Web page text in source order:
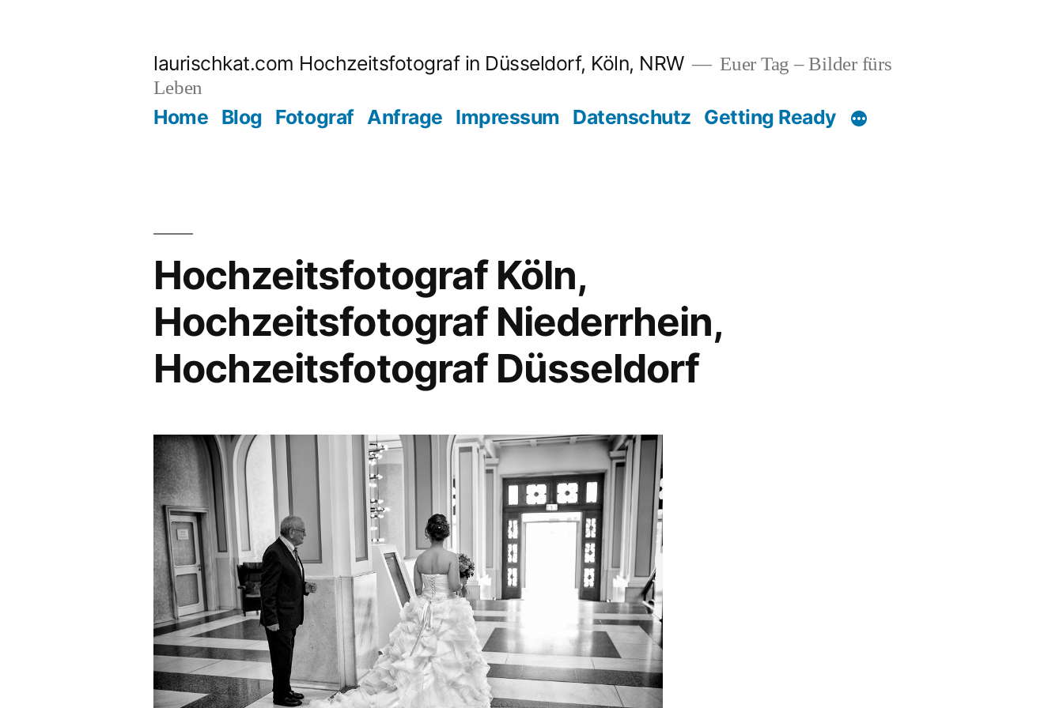
laurischkat.com Hochzeitsfotograf in Düsseldorf, Köln, NRW
Euer Tag – Bilder fürs
Leben
Home Blog Fotograf Anfrage Impressum Datenschutz Getting Ready
Hochzeitsfotograf Köln,
Hochzeitsfotograf Niederrhein,
Hochzeitsfotograf Düsseldorf